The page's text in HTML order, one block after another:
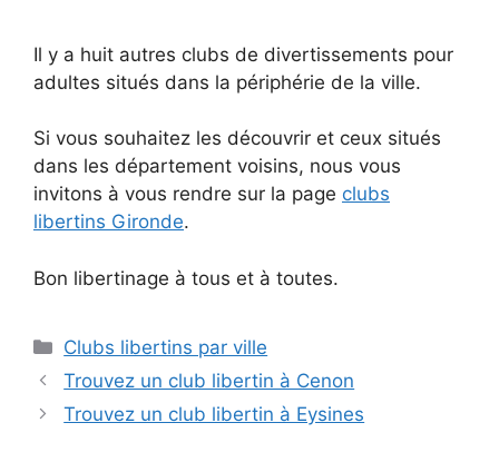
Il y a huit autres clubs de divertissements pour
adultes situés dans la périphérie de la ville.
Si vous souhaitez les découvrir et ceux situés
dans les département voisins, nous vous
invitons à vous rendre sur la page clubs
libertins Gironde.
Bon libertinage à tous et à toutes.
Catégories
Clubs libertins par ville
Trouvez un club libertin à Cenon
Trouvez un club libertin à Eysines